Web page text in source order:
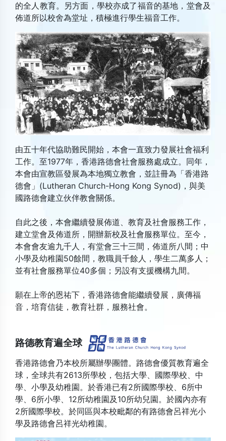
的全人教育。另方面，學校亦成了福音的基地，堂會及
佈道所以校舍為堂址，積極進行學生福音工作。
由五十年代協助難民開始，本會一直致力發展社會福利
工作。至1977年，香港路德會社會服務處成立。同年，
本會由宣教區發展為本地獨立教會，並註冊為「香港路
德會」(Lutheran Church-Hong Kong Synod)，與美
國路德會建立伙伴教會關係。
自此之後，本會繼續發展佈道、教育及社會服務工作，
建立堂會及佈道所，開辦新校及社會服務單位。至今，
本會會友逾九千人，有堂會三十三間，佈道所八間；中
小學及幼稚園50餘間，教職員千餘人，學生二萬多人；
並有社會服務單位40多個；另設有支援機構九間。
願在上帝的恩祐下，香港路德會能繼續發展，廣傳福
音，培育信徒，教育社群，服務社會。
路德教育遍全球
香港路德會乃本校所屬辦學團體。路德會優質教育遍全
球，全球共有2613所學校，包括大學、國際學校、中
學、小學及幼稚園。於香港已有2所國際學校、6所中
學、6所小學、12所幼稚園及10所幼兒園。於國內亦有
2所國際學校。於同區與本校毗鄰的有路德會呂祥光小
學及路德會呂祥光幼稚園。